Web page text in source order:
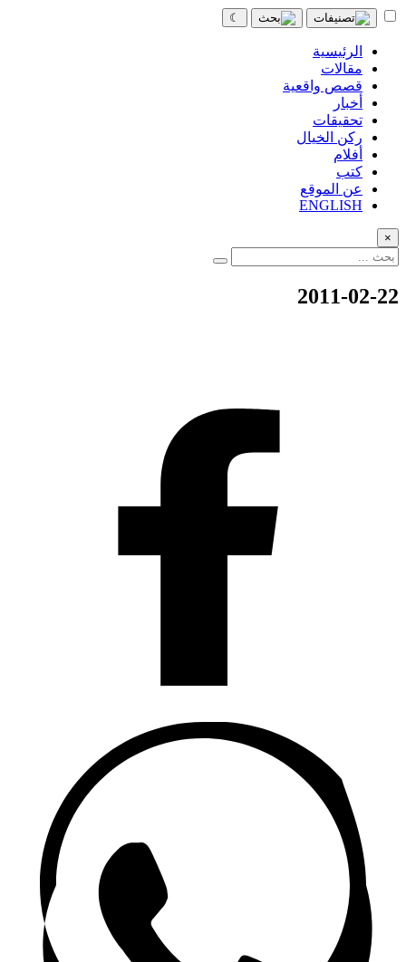
الرئيسية
مقالات
قصص واقعية
أخبار
تحقيقات
ركن الخيال
أفلام
كتب
عن الموقع
ENGLISH
2011-02-22